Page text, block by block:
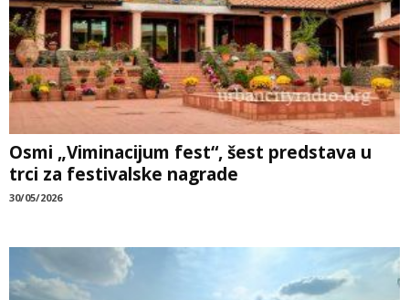
Osmi „Viminacijum fest“, šest predstava u
trci za festivalske nagrade
30/05/2026